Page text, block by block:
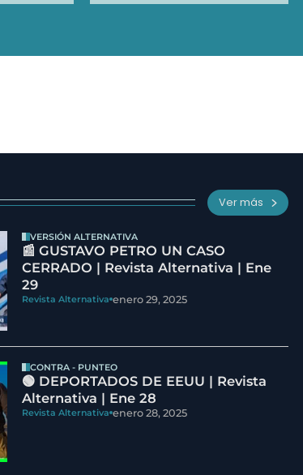
Ver más
VERSIÓN ALTERNATIVA
📰 GUSTAVO PETRO UN CASO
CERRADO | Revista Alternativa | Ene
29
Revista Alternativa enero 29, 2025
CONTRA - PUNTEO
🟢 DEPORTADOS DE EEUU | Revista
Alternativa | Ene 28
Revista Alternativa enero 28, 2025